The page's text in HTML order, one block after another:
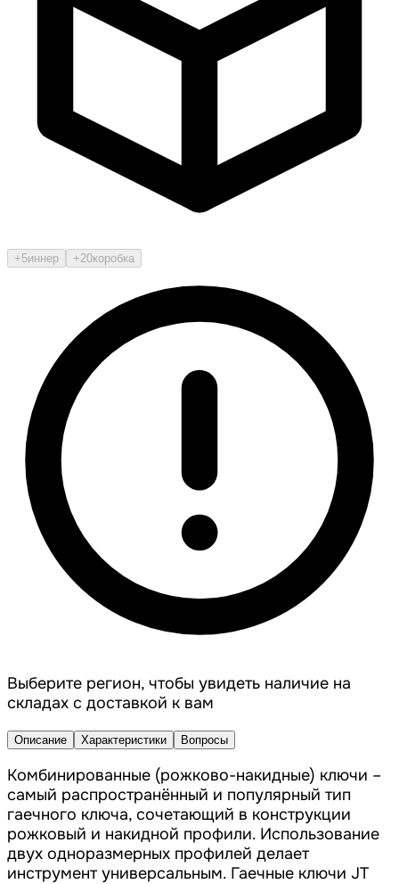
+5иннер +20коробка
Выберите регион, чтобы увидеть наличие на
складах с доставкой к вам
Описание Характеристики Вопросы
Комбинированные (рожково-накидные) ключи –
самый распространённый и популярный тип
гаечного ключа, сочетающий в конструкции
рожковый и накидной профили. Использование
двух одноразмерных профилей делает
инструмент универсальным. Гаечные ключи JT